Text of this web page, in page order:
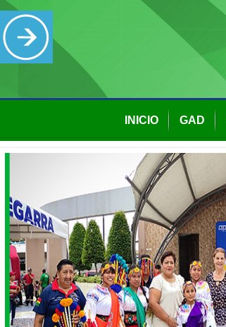
INICIO GAD